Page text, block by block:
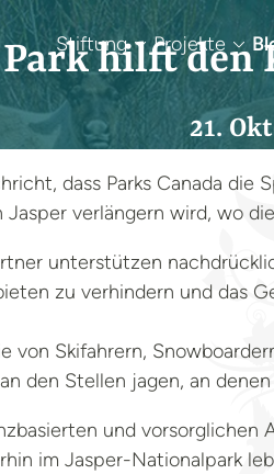
Stiftung Projekte
hilft den
21.
dass Parks Canada
verlängern wird, wo
unterstützen
zu verhindern und das
von Skifahrern,
den Stellen jagen, an
und vorsorglichen
im Jasper-Nationalpark